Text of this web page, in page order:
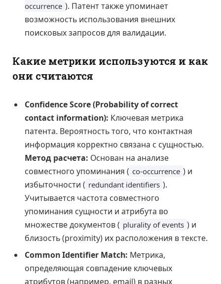
occurrence ). Патент также упоминает
возможность использования внешних
поисковых запросов для валидации.
Какие метрики используются и как
они считаются
Confidence Score (Probability of correct
contact information): Ключевая метрика
патента. Вероятность того, что контактная
информация корректно связана с сущностью.
Метод расчета: Основан на анализе
совместного упоминания ( co-occurrence ) и
избыточности ( redundant identifiers ).
Учитывается частота совместного
упоминания сущности и атрибута во
множестве документов ( plurality of events ) и
близость (proximity) их расположения в тексте.
Common Identifier Match: Метрика,
определяющая совпадение ключевых
атрибутов (например, email) в разных